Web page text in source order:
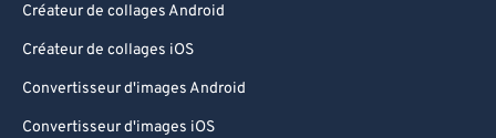
Créateur de collages Android
Créateur de collages iOS
Convertisseur d'images Android
Convertisseur d'images iOS